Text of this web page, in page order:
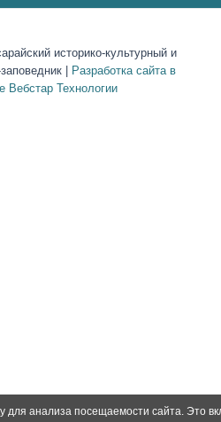
историко-культурный и
|
Разработка сайта в
Вебстар Технологии
для анализа посещаемости сайта. Это